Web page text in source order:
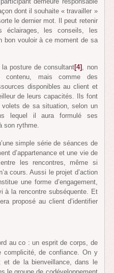
dont il souhaite « travailler »
le dernier mot. Il peut retenir
éclairages, les conseils, les
bon vouloir à ce moment de sa
posture de consultant[4] , non
mais comme des
disponibles au client et
de leurs capacités. Ils font
volets de sa situation, selon un
lequel il aura formulé ses
son rythme.
simple série de séances de
d’appartenance et une vie de
les rencontres, même si
cours. Aussi le projet d’action
une forme d’engagement,
à la rencontre subséquente. Et
proposé au client d’identifier
au co : un esprit de corps, de
complicité, de confiance. On y
et de la bienveillance, dans le